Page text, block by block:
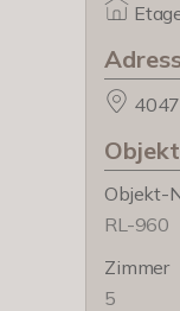
Objekt-
RL-960
Zimmer
5